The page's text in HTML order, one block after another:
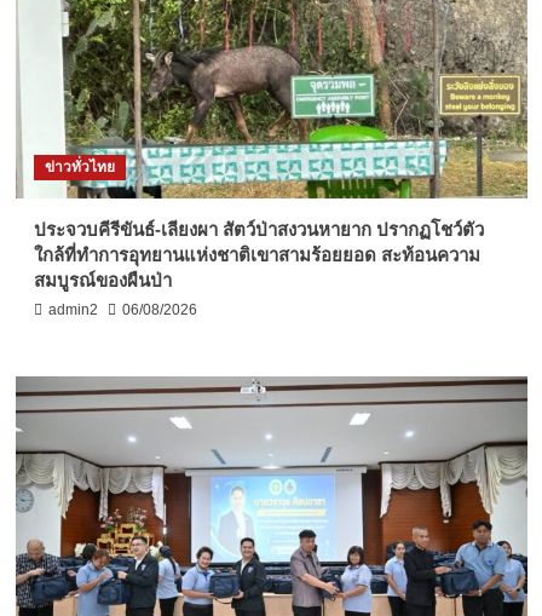
ข่าวทั่วไทย
ประจวบคีรีขันธ์-เลียงผา สัตว์ป่าสงวนหายาก ปรากฏโชว์ตัว
ใกล้ที่ทำการอุทยานแห่งชาติเขาสามร้อยยอด สะท้อนความ
สมบูรณ์ของผืนป่า
admin2 06/08/2026